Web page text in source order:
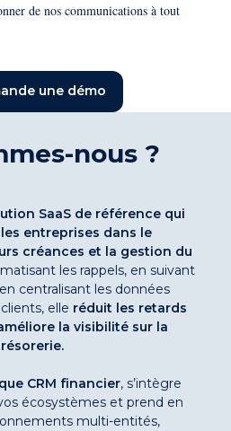
de nos communications à tout
une démo
nous ?
SaaS de référence qui
entreprises dans le
créances et la gestion du
les rappels, en suivant
centralisant les données
elle réduit les retards
la visibilité sur la
CRM financier, s’intègre
écosystèmes et prend en
multi-entités,